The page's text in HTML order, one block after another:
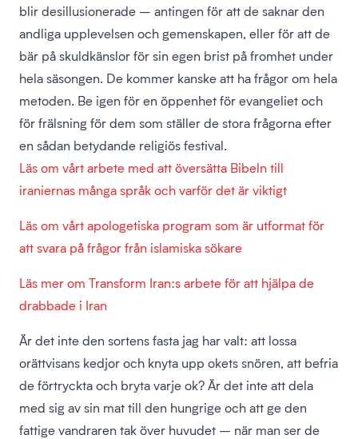
blir desillusionerade – antingen för att de saknar den
andliga upplevelsen och gemenskapen, eller för att de
bär på skuldkänslor för sin egen brist på fromhet under
hela säsongen. De kommer kanske att ha frågor om hela
metoden. Be igen för en öppenhet för evangeliet och
för frälsning för dem som ställer de stora frågorna efter
en sådan betydande religiös festival.
Läs om vårt arbete med att översätta Bibeln till
iraniernas många språk och varför det är viktigt
Läs om vårt apologetiska program som är utformat för
att svara på frågor från islamiska sökare
Läs mer om Transform Iran:s arbete för att hjälpa de
drabbade i Iran
Är det inte den sortens fasta jag har valt: att lossa
orättvisans kedjor och knyta upp okets snören, att befria
de förtryckta och bryta varje ok? Är det inte att dela
med sig av sin mat till den hungrige och att ge den
fattige vandraren tak över huvudet – när man ser de